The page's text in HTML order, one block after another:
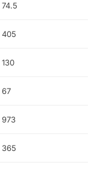
74.5
405
130
67
973
365